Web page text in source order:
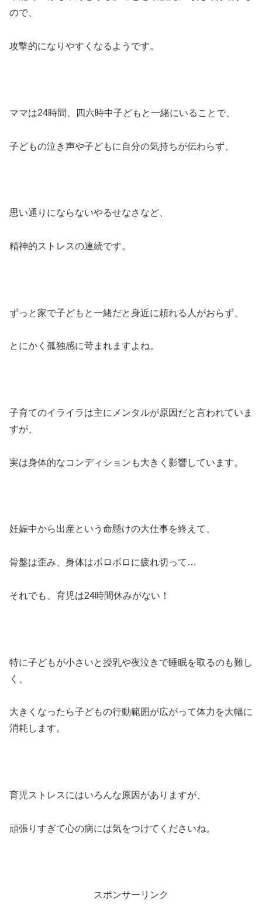
ので、
攻撃的になりやすくなるようです。
ママは24時間、四六時中子どもと一緒にいることで、
子どもの泣き声や子どもに自分の気持ちが伝わらず、
思い通りにならないやるせなさなど、
精神的ストレスの連続です。
ずっと家で子どもと一緒だと身近に頼れる人がおらず、
とにかく孤独感に苛まれますよね。
子育てのイライラは主にメンタルが原因だと言われていま
すが、
実は身体的なコンディションも大きく影響しています。
妊娠中から出産という命懸けの大仕事を終えて、
骨盤は歪み、身体はボロボロに疲れ切って…
それでも、育児は24時間休みがない！
特に子どもが小さいと授乳や夜泣きで睡眠を取るのも難し
く、
大きくなったら子どもの行動範囲が広がって体力を大幅に
消耗します。
育児ストレスにはいろんな原因がありますが、
頑張りすぎて心の病には気をつけてくださいね。
スポンサーリンク